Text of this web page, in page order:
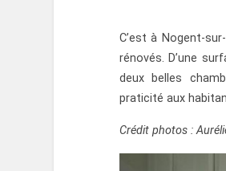
C’est à Nogent-
rénovés. D’une
deux belles
praticité aux
Crédit photos :